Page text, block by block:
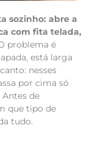
sozinho: abre a
com fita telada,
problema é
está larga
nesses
por cima só
de
que tipo de
tudo.